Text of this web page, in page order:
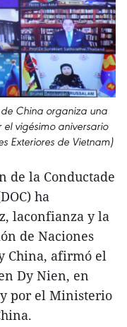
de China organiza una
vigésimo aniversario
Exteriores de Vietnam)
de la Conductade
ha
laconfianza y la
de Naciones
China, afirmó el
Dy Nien, en
por el Ministerio